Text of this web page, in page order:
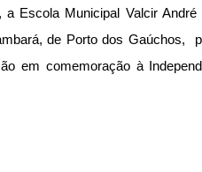
Escola Municipal Valcir André
de Porto dos Gaúchos,
em comemoração à